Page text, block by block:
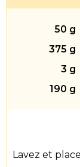
50 g
375 g
3 g
190 g
Lavez et